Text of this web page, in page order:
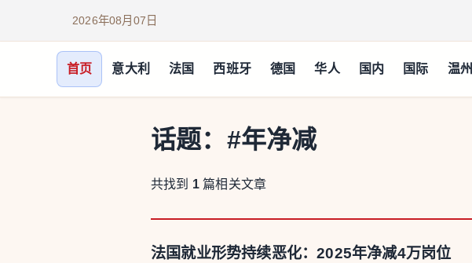
2026年08月07日
首页 意大利 法国 西班牙 德国 华人 国内 国际 温州
话题： #年净减
共找到 1 篇相关文章
法国就业形势持续恶化：2025年净减4万岗位